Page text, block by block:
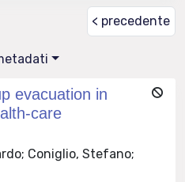
< precedente
evacuation in
care
Coniglio, Stefano;